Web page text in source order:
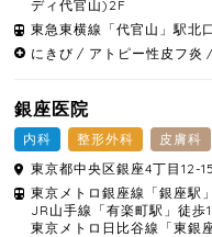
ディ代官山)2F
東急東横線「代官山」駅北
にきび
アトピー性皮フ炎
銀座医院
内科 整形外科
皮膚科
東京都中央区銀座4丁目12-
東京メトロ銀座線「銀座駅
JR山手線「有楽町駅」徒歩
東京メトロ日比谷線「東銀